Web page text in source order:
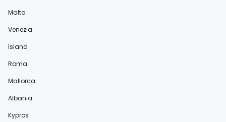
Malta
Venezia
Island
Roma
Mallorca
Albania
Kypros